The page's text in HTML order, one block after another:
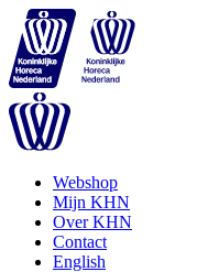
Webshop
Mijn KHN
Over KHN
Contact
English